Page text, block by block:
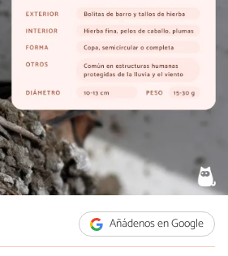
Añádenos en Google